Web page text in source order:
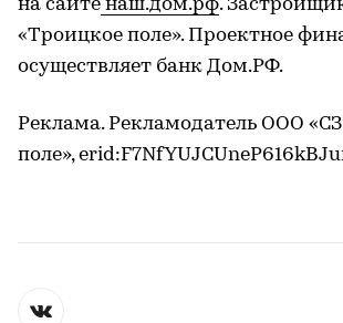
на сайте наш.дом.рф.
«Троицкое поле». Проектное
осуществляет банк Дом.РФ.
Реклама. Рекламодатель ООО
поле»,